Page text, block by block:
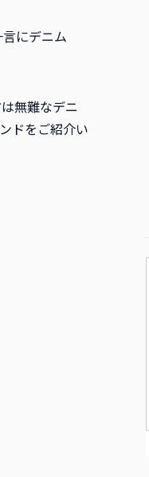
にデニム
無難なデニ
ドをご紹介い